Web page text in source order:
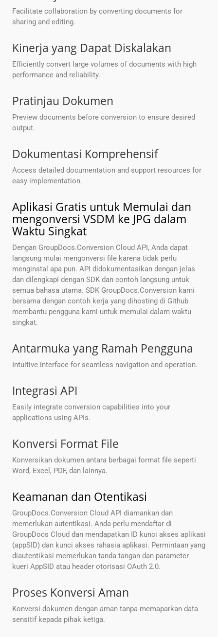
Facilitate collaboration by converting documents for
sharing and editing.
Kinerja yang Dapat Diskalakan
Efficiently convert large volumes of documents with high
performance and reliability.
Pratinjau Dokumen
Preview documents before conversion to ensure desired
output.
Dokumentasi Komprehensif
Access detailed documentation and support resources for
easy implementation.
Aplikasi Gratis untuk Memulai dan
mengonversi VSDM ke JPG dalam
Waktu Singkat
Dengan GroupDocs.Conversion Cloud API, Anda dapat
langsung mulai mengonversi file karena tidak perlu
menginstal apa pun. API didokumentasikan dengan jelas
dan dilengkapi dengan SDK dan contoh langsung untuk
semua bahasa utama. SDK GroupDocs.Conversion kami
bersama dengan contoh kerja yang dihosting di Github
membantu pengguna kami untuk memulai dalam waktu
singkat.
Antarmuka yang Ramah Pengguna
Intuitive interface for seamless navigation and operation.
Integrasi API
Easily integrate conversion capabilities into your
applications using APIs.
Konversi Format File
Konversikan dokumen antara berbagai format file seperti
Word, Excel, PDF, dan lainnya.
Keamanan dan Otentikasi
GroupDocs.Conversion Cloud API diamankan dan
memerlukan autentikasi. Anda perlu mendaftar di
GroupDocs Cloud dan mendapatkan ID kunci akses aplikasi
(appSID) dan kunci akses rahasia aplikasi. Permintaan yang
diautentikasi memerlukan tanda tangan dan parameter
kueri AppSID atau header otorisasi OAuth 2.0.
Proses Konversi Aman
Konversi dokumen dengan aman tanpa memaparkan data
sensitif kepada pihak ketiga.